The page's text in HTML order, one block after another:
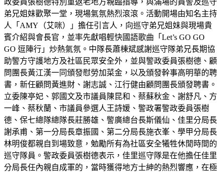
弟兄姐妹歡聚一堂，現場氣氛熱烈滾滾。活動開場由知名主持
人「AMY（艾咪）」擔任引言人，向巡守弟兄姐妹與現場貴
賓介紹與會長官，並率先獻唱輕快國語歌曲「Let’s GO GO
GO 逗陣行」炒熱氣氛。中隊長蕭棟斌感謝巡守隊弟兄長期協
助警方守護地方及社區民眾安全外，並與警政委員張樹德、顧
問團長黃江漢一同頒發慰勞加菜金，以及頒發幹事高明華的聘
書，新任顧問黃進財、謝志誠、江行健由顧問團長頒發聘書。
立委陳亭妃、郭國文及市議員陳昆和、蔡蘇秋金、謝舒凡、方
一峰、蔡秋蘭、市議員參選人王詩媛、警政署警政委員張樹
德、保七總隊總隊長莊勝雄、警廣總台長斯儀仙、佳里分局長
謝承甫、第一分局長章振國、第二分局長施衣峯、學甲分局長
林明俊都親自到場致意，勉勵所有為社區安全犧牲休閒時間的
巡守隊員。警政委員張樹德表示，佳里巡守隊是在他擔任佳里
分局長任內親自成軍的，當時獲得地方士紳的熱烈響應，在極